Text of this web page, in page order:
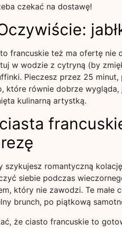
czekać na dostawę!
francuskie też ma ofertę nie
w wodzie z cytryną (by
Pieczesz przez 25
które równie dobrze
kulinarną artystką.
szykujesz romantyczną
siebie podczas
który nie zawodzi. Te małe
brunch, po piątkową
że ciasto francuskie to